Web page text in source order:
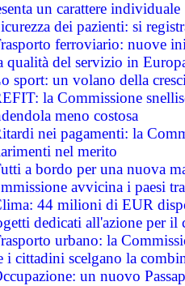
un carattere individuale
dei pazienti: si
ferroviario: nuove
qualità del servizio in
sport: un volano della
la Commissione
meno costosa
nei pagamenti: la
nel merito
a bordo per una nuova
avvicina i paesi
44 milioni di EUR
dedicati all'azione per il
urbano: la
i cittadini scelgano la
un nuovo